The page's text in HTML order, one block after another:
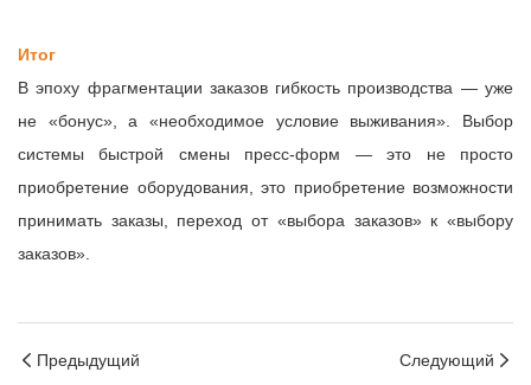
Итог
В эпоху фрагментации заказов гибкость производства — уже
не «бонус», а «необходимое условие выживания». Выбор
системы быстрой смены пресс-форм — это не просто
приобретение оборудования, это приобретение возможности
принимать заказы, переход от «выбора заказов» к «выбору
заказов».
Предыдущий Следующий